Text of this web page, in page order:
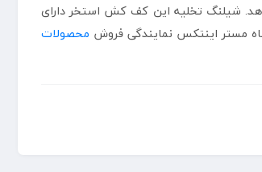
شیلنگ تخلیه این کف کش استخر دارای
محصولات